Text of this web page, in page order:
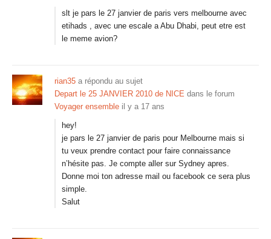
slt je pars le 27 janvier de paris vers melbourne avec
etihads , avec une escale a Abu Dhabi, peut etre est
le meme avion?
rian35 a répondu au sujet
Depart le 25 JANVIER 2010 de NICE dans le forum
Voyager ensemble il y a 17 ans
hey!
je pars le 27 janvier de paris pour Melbourne mais si
tu veux prendre contact pour faire connaissance
n’hésite pas. Je compte aller sur Sydney apres.
Donne moi ton adresse mail ou facebook ce sera plus
simple.
Salut